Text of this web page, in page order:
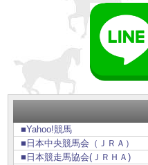
■Yahoo!競馬
■日本中央競馬会（ＪＲＡ）
■日本競走馬協会(ＪＲＨＡ)